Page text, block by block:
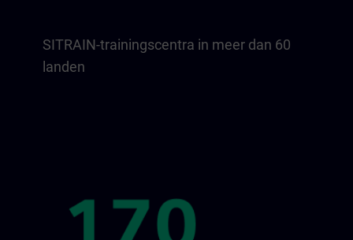
SITRAIN-trainingscentra in meer dan 60
landen